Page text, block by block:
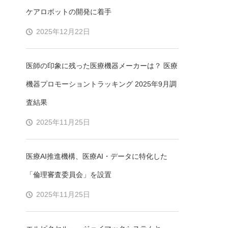
ケアロボットの開発に着手
2025年12月22日
医師の印象に残った医療機器メーカーは？ 医療
機器プロモーショントラッキング 2025年9月調
査結果
2025年11月25日
医療AI推進機構、医療AI・データに特化した
「倫理審査委員会」を設置
2025年11月25日